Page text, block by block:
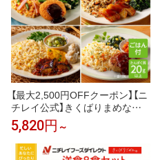
【最大2,500円OFFクーポン】【ニ
チレイ公式】きくばりまめなご
はん 6食・8食・12食セット 冷
凍弁当 ご飯付き たんぱく質 20g
以上 主菜 副菜 ワンプレート 弁
当 冷凍食品 冷凍惣菜 宅配弁当
5,820円 ～